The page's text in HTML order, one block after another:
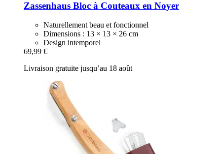
Zassenhaus Bloc à Couteaux en Noyer
Naturellement beau et fonctionnel
Dimensions : 13 × 13 × 26 cm
Design intemporel
69,99 €
Livraison gratuite jusqu’au 18 août